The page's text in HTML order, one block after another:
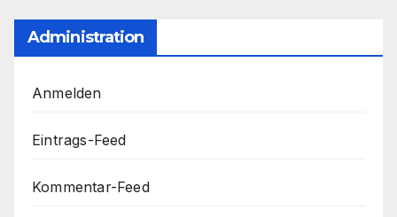
Administration
Anmelden
Eintrags-Feed
Kommentar-Feed